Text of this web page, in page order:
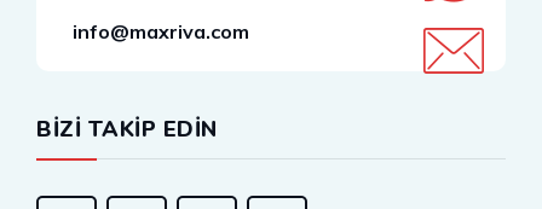
info@maxriva.com
BİZİ TAKİP EDİN